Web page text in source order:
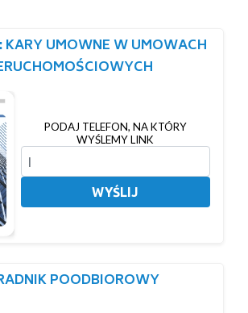
KARY UMOWNE W UMOWACH
PODAJ TELEFON, NA KTÓRY
WYŚLEMY LINK
WYŚLIJ
POODBIOROWY